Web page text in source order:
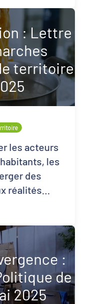
: Lettre
territoire
les acteurs
les
des
réalités
et la
:
de
2025